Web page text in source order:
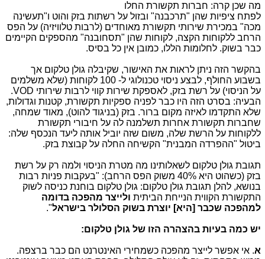
מה שכן קרה: חברות תקשורת החלו
לפתח ציפיות שהן "תרכבנה" ובזול על רשתות בזק והוט ו"תעשינה
מכה" במכירת שירותי תקשורת מאוחדים (לרבות טלוויזיה) על הפס
הרחב ללקוחות הקצה, לקוחות שהן "תסחובנה" מהספקים הקיימים
כבר בשוק. לחלומות הללו, כמובן אין כל בסיס.
בהקשר הזה ניתן לראות את האישור, שקיבלה גולן טלקום אך
בשבוע החולף, לבצע ניסוי טכנולוגי ל- 100 לקוחות (שלא משלמים
על הניסוי) על רשת בזק, לאספקת שירות קווי לרבות שירותי VOD.
הבעיה: בסרט הזה היו כבר לפניה ספקיות תקשורת, קטנות וגדולות,
שלא התקדמו לאיזה מקום ברור. בזק (בניגוד להוט), מאוד שמחה,
שחברות תקשורת אחרות תשלמנה לה על חיבורי תקשורת
ללקוחות על הרשת שלה, משום שזה יוביל אותה ליעד הנכסף שלה:
ביטול "ההפרדה המבנית" הקשיחה החלה על קבוצת בזק.
תגובת גולן טלקום לשאלותינו מה מטרת הניסוי ולמה רק על רשת
בזק (כשהוט היא 40% משוק הפס הרחב): "בעקבות פניות רבות
בנושא, להלן תגובת גולן טלקום: גולן טלקום בוחנת כניסה לשוק
התקשורת הקווית הנייחת הביתית ולייצר מהפכה בדומה
למהפכה שכבר [היא] יוצרת בשוק הסלולר בישראל".
יש כמה בעיות בהצהרה הזו של גולן טלקום:
א. אי אפשר לייצר מהפכה כשמחירי האינטרנט הם כבר ברצפה.